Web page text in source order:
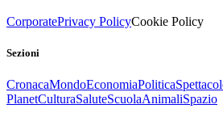
CorporatePrivacy PolicyCookie Policy
Sezioni
CronacaMondoEconomiaPolitica
PlanetCulturaSaluteScuolaAnimaliSpazio